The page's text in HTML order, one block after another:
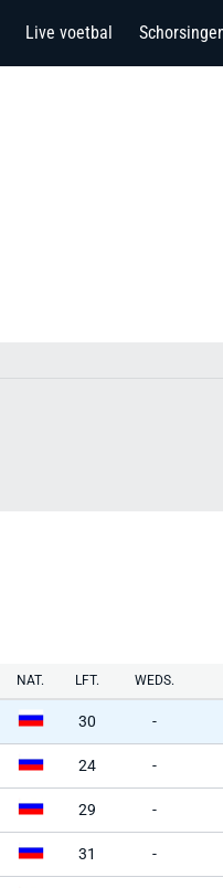
Live voetbal
NAT. LFT. WEDS.
30 -
24 -
29 -
31 -